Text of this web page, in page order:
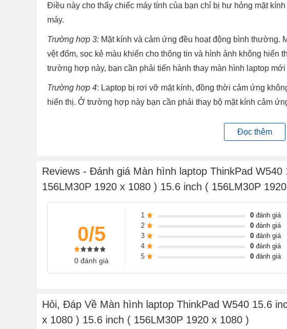
Điều này cho thấy chiếc máy tính của bạn chỉ bị hư hỏng mặt
máy.
Trường hợp 3: Mặt kính và cảm ứng đều hoạt động bình thường.
vệt đốm, sọc kẻ màu khiến cho thông tin và hình ảnh không hiển
trường hợp này, bạn cần phải tiến hành thay màn hình laptop mới
Trường hợp 4: Laptop bị rơi vỡ mặt kính, đồng thời cảm ứng
hiển thị. Ở trường hợp này bạn cần phải thay bộ mặt kính cảm
2. Bị sai màu, sọc màu hay nhảy hình !!!
- Nguyên nhân: Có thể do lỗi ở bộ phận socket, hoặc quá trình
tình trạng lỏng cáp.
3. Bị sọc ngang sọc dọc, đỏ nền hay lúc có lúc không !!!
- Nguyên nhân: Đèn cao áp của màn hình hỏng, cáp màn hình
lên
- Biểu hiện: Vệt trắng hoặc xanh cắt dọc hoặc ngang.
- Nguyên nhân: Lỗi panel màn hình, cụ thể là do bẹ cáp bị gãy
Đọc thêm
Reviews - Đánh giá Màn hình laptop ThinkPad
156LM30P 1920 x 1080 ) 15.6 inch ( 156LM30P
0/5
0 đánh giá
1 0 đánh giá
2
0 đánh giá
3
0 đánh giá
4
0 đánh giá
5
0 đánh giá
Hỏi, Đáp Về Màn hình laptop ThinkPad W540 15.6
x 1080 ) 15.6 inch ( 156LM30P 1920 x 1080 )